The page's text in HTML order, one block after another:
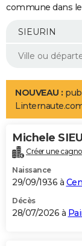
Essais
Réserver un essai
Citadines
Berlines
SUV
Forum auto
+
Mobiles
Meilleur smartphone
Internet
Ordinateurs
Jeux vidéo
Guide high-tech
Aménagement
LIFESTYLE
Art de vivre
Bien-être
Loisirs
Mode
Modes de vie
Alimentation
Guide de la santé
Maladies
Médicaments
Sommeil
VOYAGE
Destinations
City break
Voyage nature
Voyage de noces
Forum
Climat
+PHOTO
GUIDES D'ACHAT
BONS PLANS
commune dans
NOUVEAU :
Michele
Créer une
Naissance
29/09/1936 à
Décès
28/07/2026 à